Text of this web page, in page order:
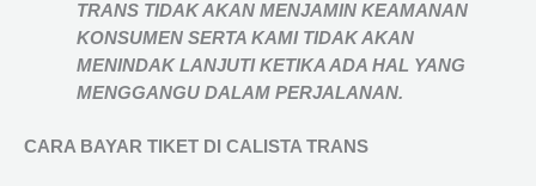
TRANSTIDAK AKAN MENJAMINKEAMANAN
KONSUMEN SERTA KAMI TIDAK AKAN
MENINDAK LANJUTI KETIKA ADA HAL YANG
MENGGANGU DALAM PERJALANAN.
CARA BAYAR TIKET DI CALISTA TRANS